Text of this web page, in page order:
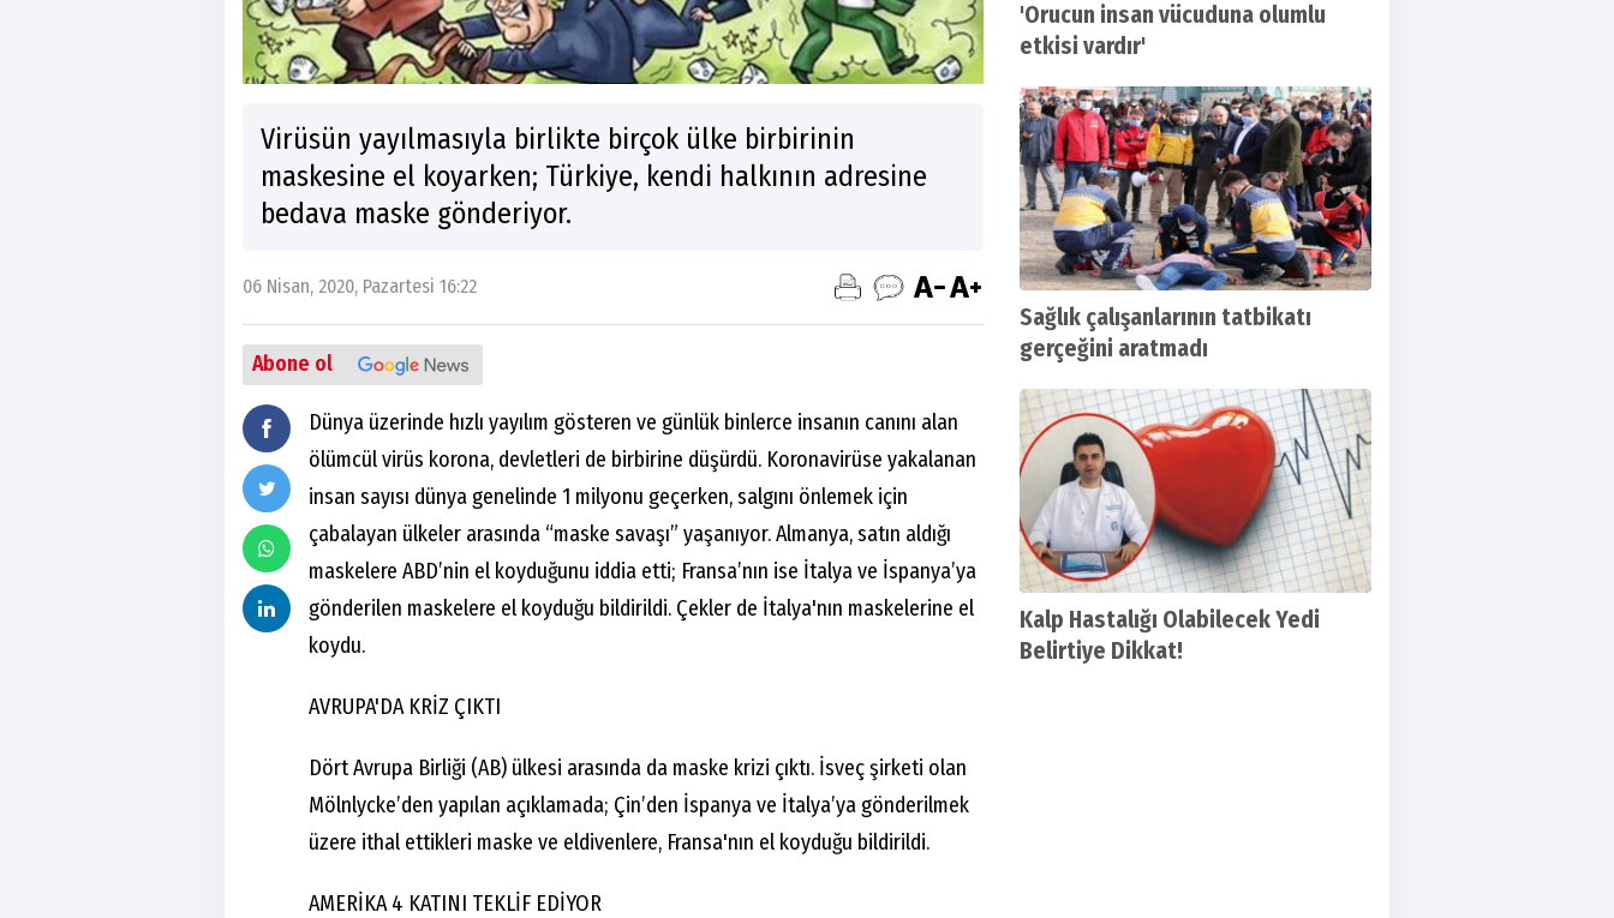
Virüsün yayılmasıyla birlikte birçok ülke birbirinin
maskesine el koyarken; Türkiye, kendi halkının adresine
bedava maske gönderiyor.
06 Nisan, 2020, Pazartesi 16:22
Abone ol
Dünya üzerinde hızlı yayılım gösteren ve günlük binlerce insanın canını alan
ölümcül virüs korona, devletleri de birbirine düşürdü. Koronavirüse yakalanan
insan sayısı dünya genelinde 1 milyonu geçerken, salgını önlemek için
çabalayan ülkeler arasında “maske savaşı” yaşanıyor. Almanya, satın aldığı
maskelere ABD’nin el koyduğunu iddia etti; Fransa’nın ise İtalya ve İspanya’ya
gönderilen maskelere el koyduğu bildirildi. Çekler de İtalya'nın maskelerine el
koydu.
AVRUPA'DA KRİZ ÇIKTI
Dört Avrupa Birliği (AB) ülkesi arasında da maske krizi çıktı. İsveç şirketi olan
Mölnlycke’den yapılan açıklamada; Çin’den İspanya ve İtalya’ya gönderilmek
üzere ithal ettikleri maske ve eldivenlere, Fransa'nın el koyduğu bildirildi.
AMERİKA 4 KATINI TEKLİF EDİYOR
'Orucun insan vücuduna olumlu
etkisi vardır'
Sağlık çalışanlarının tatbikatı
gerçeğini aratmadı
Kalp Hastalığı Olabilecek Yedi
Belirtiye Dikkat!